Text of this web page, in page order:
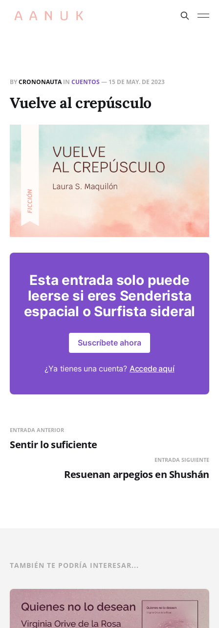
BYCRONONAUTAIN CUENTOS — 15 DE MAY. DE 2023
Vuelve al crepúsculo
Esta entrada solo puede
leerse si eres Senderista
espacial o Surfista sideral
Suscríbete ahora
¿Ya tienes una cuenta? Accede aquí
ENTRADA ANTERIOR
Sentir lo suficiente
ENTRADA SIGUIENTE
Resuenan arpegios en Shushán
TAMBIÉN TE PODRÍA INTERESAR...